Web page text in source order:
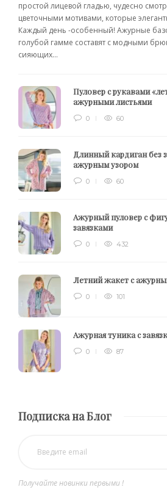
простой лицевой гладью, чудесно
цветочными мотивами, которые
Каждый день -особенный! Ажурные
голубой гамме составят с модными
сияющих...
Пуловер с рукавами
ажурными листьями
0 60
Длинный кардиган без
ажурным узором
0 60
Ажурный пуловер с
завязками
0 432
Летний жакет с
0 101
Ажурная туника с
0 87
Подписка на Блог
Получайте новинки первыми !